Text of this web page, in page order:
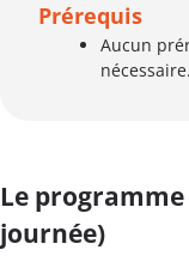
Prérequis
Aucun
nécessaire.
Le
journée)